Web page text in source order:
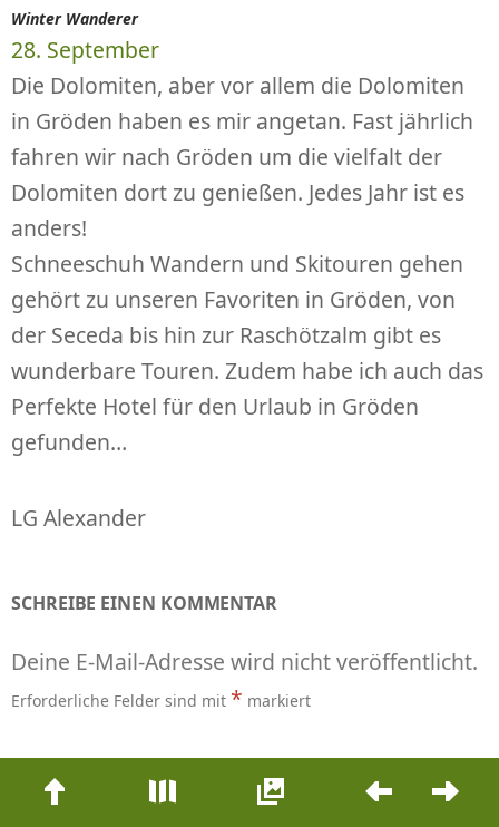
Beitrags-
Navigation
Winter Wanderer
28. September
Die Dolomiten, aber vor allem die Dolomiten
in Gröden haben es mir angetan. Fast jährlich
fahren wir nach Gröden um die vielfalt der
Dolomiten dort zu genießen. Jedes Jahr ist es
anders!
Schneeschuh Wandern und Skitouren gehen
gehört zu unseren Favoriten in Gröden, von
der Seceda bis hin zur Raschötzalm gibt es
wunderbare Touren. Zudem habe ich auch das
Perfekte Hotel für den Urlaub in Gröden
gefunden…
LG Alexander
SCHREIBE EINEN KOMMENTAR
Deine E-Mail-Adresse wird nicht veröffentlicht.
Erforderliche Felder sind mit * markiert
Kommentar